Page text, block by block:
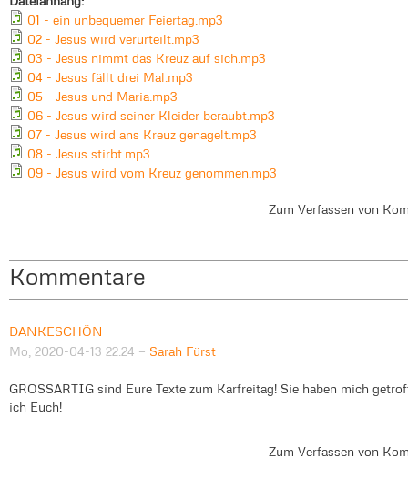
01 - ein unbequemer Feiertag.mp3
02 - Jesus wird verurteilt.mp3
03 - Jesus nimmt das Kreuz auf sich.mp3
04 - Jesus fällt drei Mal.mp3
05 - Jesus und Maria.mp3
06 - Jesus wird seiner Kleider beraubt.mp3
07 - Jesus wird ans Kreuz genagelt.mp3
08 - Jesus stirbt.mp3
09 - Jesus wird vom Kreuz genommen.mp3
Zum Verfassen von
Kommentare
DANKESCHÖN
Mo, 2020-04-13 22:24 — Sarah Fürst
GROSSARTIG sind Eure Texte zum Karfreitag! Sie haben mich
ich Euch!
Zum Verfassen von